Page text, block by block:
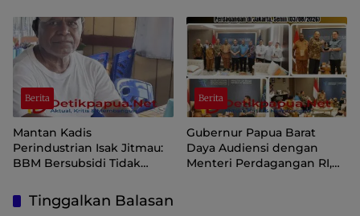
81 Kemerdekaan RI
Berita
Mantan Kadis
Perindustrian Isak Jitmau:
BBM Bersubsidi Tidak
Distribusi Perlu Diperkuat
Berita
Gubernur Papua Barat
Daya Audiensi dengan
Menteri Perdagangan RI,
Tinggalkan Balasan